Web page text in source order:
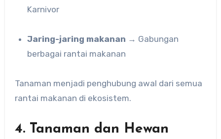
Karnivor
Jaring-jaring makanan → Gabungan
berbagai rantai makanan
Tanaman menjadi penghubung awal dari semua
rantai makanan di ekosistem.
4. Tanaman dan Hewan